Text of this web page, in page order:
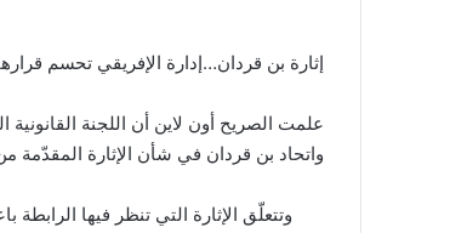
إثارة بن قردان…إدارة الإفريقي تحسم
واتحاد بن قردان في شأن الإثارة المقدّمة
وتتعلّق الإثارة التي تنظر فيها